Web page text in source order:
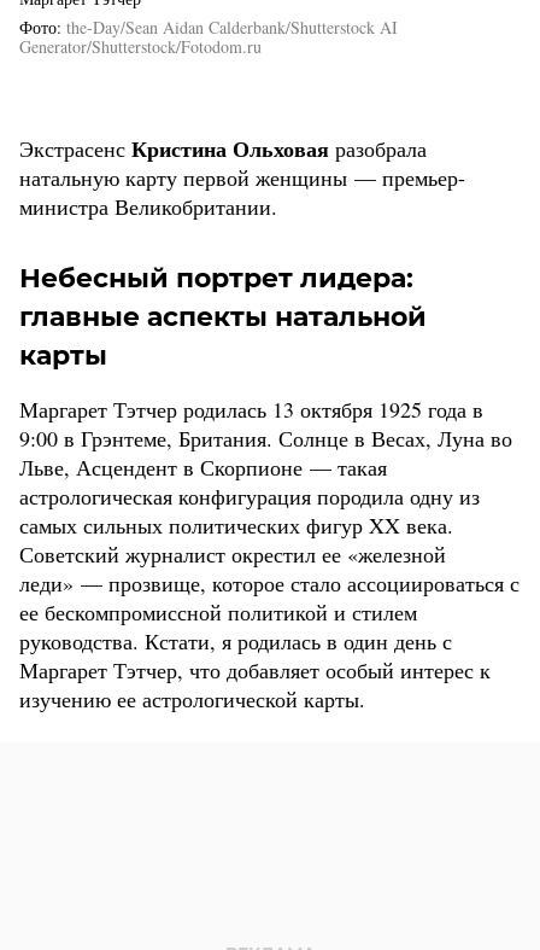
Фото the-Day/Sean Aidan Calderbank/Shutterstock AI
Generator/Shutterstock/Fotodom.ru
Экстрасенс Кристина Ольховая разобрала
натальную карту первой женщины — премьер-
министра Великобритании.
Небесный портрет лидера:
главные аспекты натальной
карты
Маргарет Тэтчер родилась 13 октября 1925 года в
9:00 в Грэнтеме, Британия. Солнце в Весах, Луна во
Льве, Асцендент в Скорпионе — такая
астрологическая конфигурация породила одну из
самых сильных политических фигур XX века.
Советский журналист окрестил ее «железной
леди» — прозвище, которое стало ассоциироваться с
ее бескомпромиссной политикой и стилем
руководства. Кстати, я родилась в один день с
Маргарет Тэтчер, что добавляет особый интерес к
изучению ее астрологической карты.